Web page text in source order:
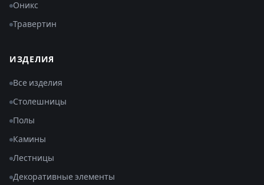
Оникс
Травертин
ИЗДЕЛИЯ
Все изделия
Столешницы
Полы
Камины
Лестницы
Декоративные элементы